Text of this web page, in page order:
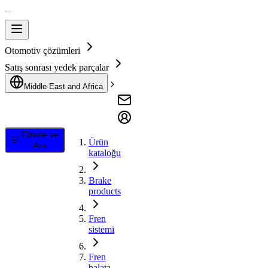
Otomotiv çözümleri
Satış sonrası yedek parçalar
Middle East and Africa
Filtrele ve
Ara
Ürün
kataloğu
Brake
products
Fren
sistemi
Fren